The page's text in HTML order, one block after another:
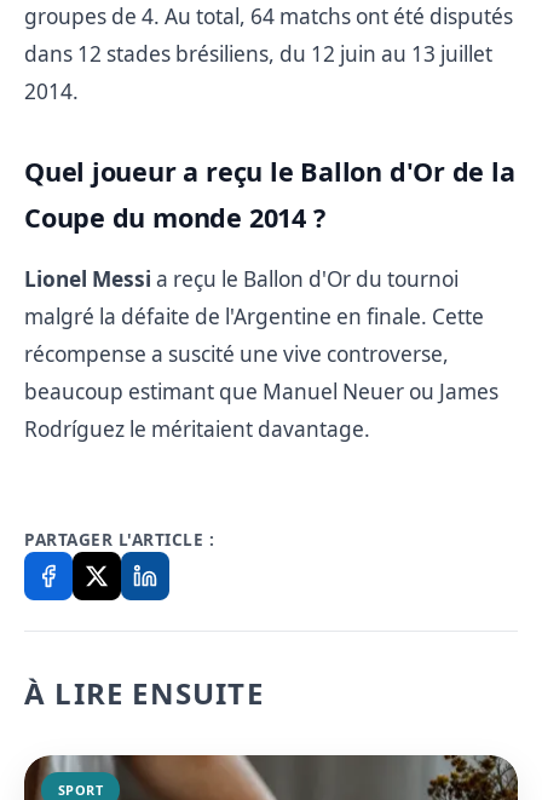
groupes de 4. Au total, 64 matchs ont été disputés
dans 12 stades brésiliens, du 12 juin au 13 juillet
2014.
Quel joueur a reçu le Ballon d'Or de la
Coupe du monde 2014 ?
Lionel Messi a reçu le Ballon d'Or du tournoi
malgré la défaite de l'Argentine en finale. Cette
récompense a suscité une vive controverse,
beaucoup estimant que Manuel Neuer ou James
Rodríguez le méritaient davantage.
PARTAGER L'ARTICLE :
À LIRE ENSUITE
SPORT